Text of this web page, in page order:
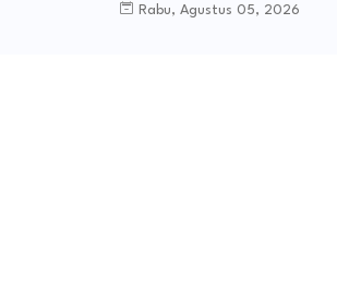
Rabu, Agustus 05, 2026